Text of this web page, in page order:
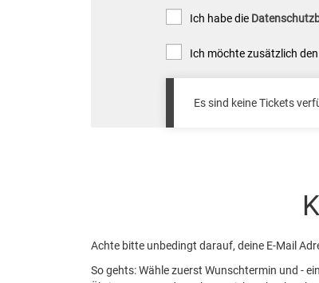
Ich habe die
Ich möchte zusätzlich
Es sind keine Tickets
Achte bitte unbedingt darauf, deine E-Mail
So gehts: Wähle zuerst Wunschtermin und -